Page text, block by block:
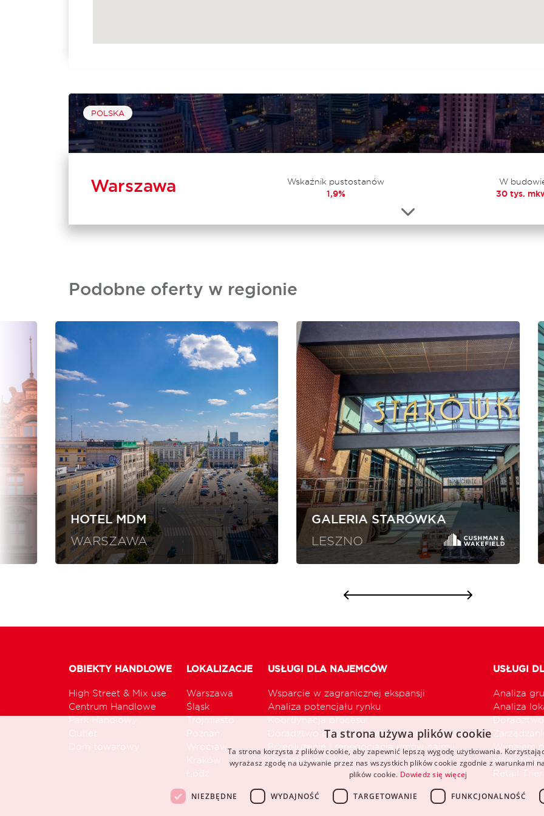
POLSKA
Warszawa Wskaźnik pustostanów
1,9%
W
30 tys.
Podobne oferty w regionie
HOTEL MDM
WARSZAWA
GALERIA STARÓWKA
LESZNO
OBIEKTY HANDLOWE
High Street & Mix use
Centrum Handlowe
Park Handlowy
Outlet
Dom towarowy
LOKALIZACJE
Warszawa
Śląsk
Trójmiasto
Poznań
Wrocław
Kraków
Łódź
USŁUGI DLA NAJEMCÓW
Wsparcie w zagranicznej ekspansji
Analiza potencjału rynku
Koordynacja procesu
Doradztwo przy optymalizacji sieci handlowej
Przedłużenie i renegocjacja umów najmu
Dodatkowe usługi
USŁUGI
Analiza
Analiza
Wynajem
Marketing
Retail
Ta strona używa plików cookie
Ta strona korzysta z plików cookie, aby zapewnić lepszą wygodę użytkowania.
wyrażasz zgodę na używanie przez nas wszystkich plików cookie zgodnie z warunkami
plików cookie. Dowiedz się więcej
NIEZBĘDNE WYDAJNOŚĆ TARGETOWANIE FUNKCJONALNOŚĆ